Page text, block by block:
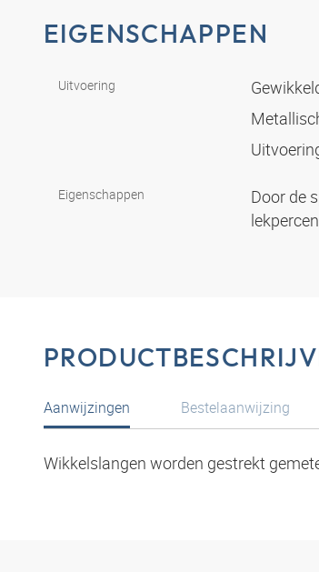
EIGENSCHAPPEN
Uitvoering
Eigenschappen
Door de
Aanwijzingen
Wikkelslangen worden gestrekt
Bestelaanwijzing